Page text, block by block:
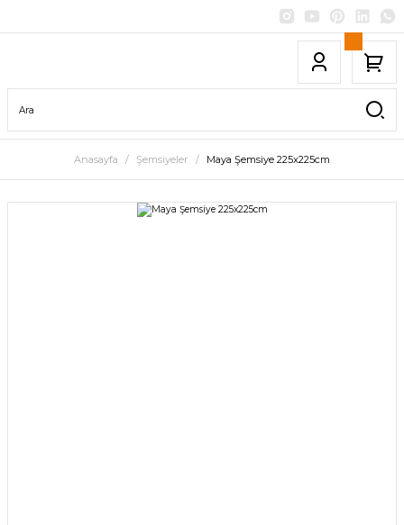
Anasayfa Şemsiyeler Maya Şemsiye 225x225cm